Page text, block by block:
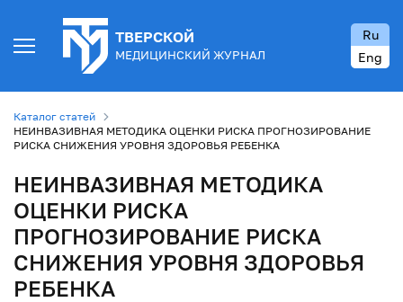
ТВЕРСКОЙ
МЕДИЦИНСКИЙ ЖУРНАЛ
Ru
Eng
Каталог статей
НЕИНВАЗИВНАЯ МЕТОДИКА ОЦЕНКИ РИСКА ПРОГНОЗИРОВАНИЕ
РИСКА СНИЖЕНИЯ УРОВНЯ ЗДОРОВЬЯ РЕБЕНКА
НЕИНВАЗИВНАЯ МЕТОДИКА
ОЦЕНКИ РИСКА
ПРОГНОЗИРОВАНИЕ РИСКА
СНИЖЕНИЯ УРОВНЯ ЗДОРОВЬЯ
РЕБЕНКА